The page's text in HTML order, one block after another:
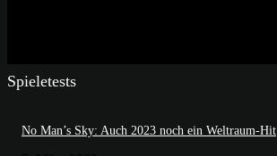
Spieletests
No Man’s Sky: Auch 2023 noch ein Weltraum-Hit